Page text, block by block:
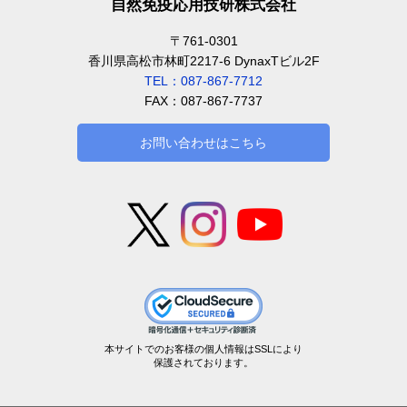
自然免疫応用技研株式会社
〒761-0301
香川県高松市林町2217-6 DynaxTビル2F
TEL：087-867-7712
FAX：087-867-7737
お問い合わせはこちら
本サイトでのお客様の個人情報はSSLにより
保護されております。